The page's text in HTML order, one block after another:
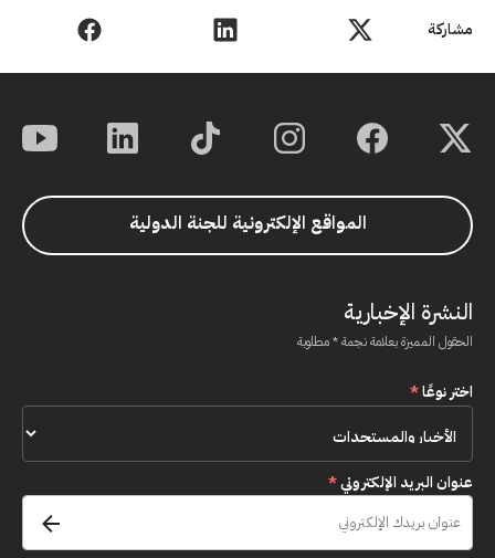
مشاركة
المواقع الإلكترونية للجنة الدولية
النشرة الإخبارية
الحقول المميزة بعلامة نجمة * مطلوبة
اختر نوعًا*
عنوان البريد الإلكتروني*